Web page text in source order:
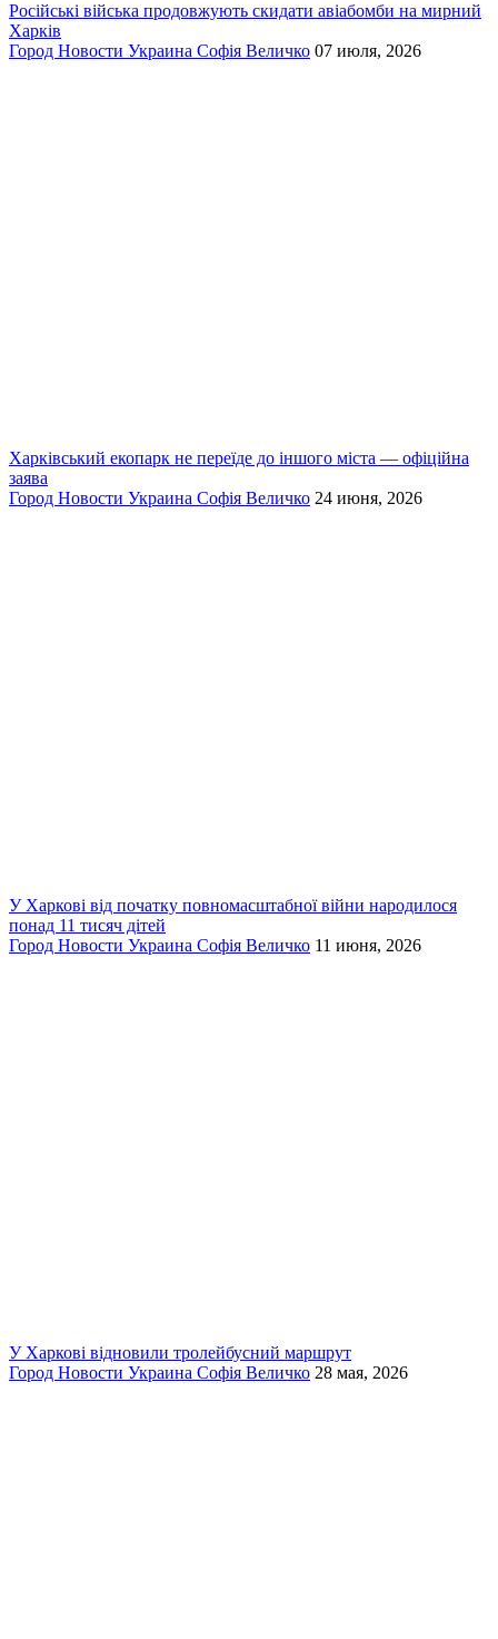
Російські війська продовжують скидати авіабомби на мирний
Харків
Город Новости Украина Софія Величко 07 июля, 2026
Харківський екопарк не переїде до іншого міста — офіційна
заява
Город Новости Украина Софія Величко 24 июня, 2026
У Харкові від початку повномасштабної війни народилося
понад 11 тисяч дітей
Город Новости Украина Софія Величко 11 июня, 2026
У Харкові відновили тролейбусний маршрут
Город Новости Украина Софія Величко 28 мая, 2026